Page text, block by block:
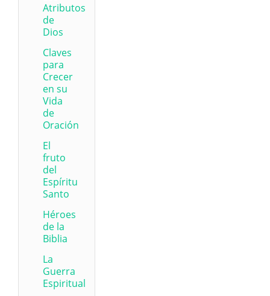
Atributos
de
Dios
Claves
para
Crecer
en su
Vida
de
Oración
El
fruto
del
Espíritu
Santo
Héroes
de la
Biblia
La
Guerra
Espiritual